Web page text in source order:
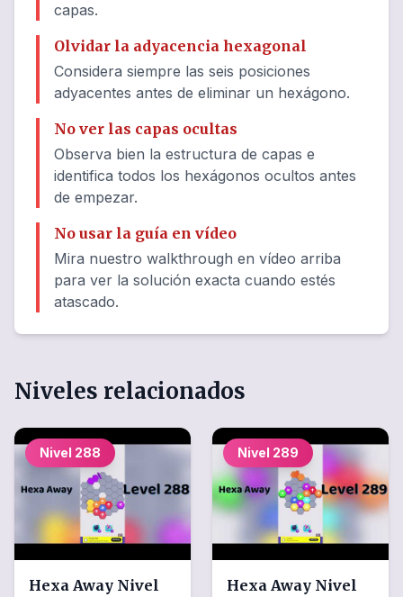
capas.
Olvidar la adyacencia hexagonal
Considera siempre las seis posiciones
adyacentes antes de eliminar un hexágono.
No ver las capas ocultas
Observa bien la estructura de capas e
identifica todos los hexágonos ocultos antes
de empezar.
No usar la guía en vídeo
Mira nuestro walkthrough en vídeo arriba
para ver la solución exacta cuando estés
atascado.
Niveles relacionados
Nivel 288
Hexa Away Nivel
Nivel 289
Hexa Away Nivel